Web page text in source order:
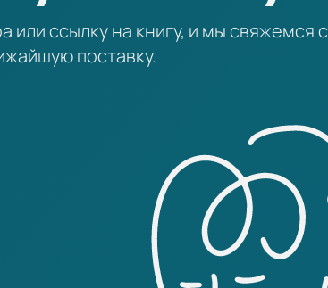
ссылку на книгу, и мы свяжемся с
поставку.